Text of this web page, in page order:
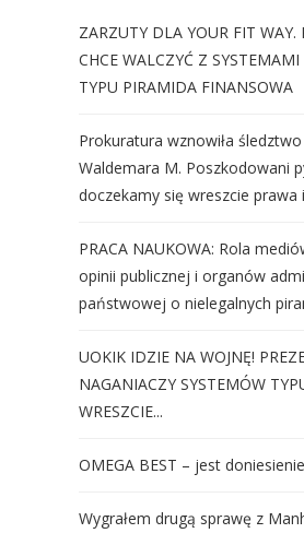
ZARZUTY DLA YOUR FIT WAY.
CHCE WALCZYĆ Z
TYPU PIRAMIDA FINANSOWA
Prokuratura wznowiła
Waldemara M. Poszkodowani
doczekamy się wreszcie prawa
PRACA NAUKOWA: Rola
opinii publicznej i organów
państwowej o nielegalnych
UOKIK IDZIE NA WOJNĘ!
NAGANIACZY SYSTEMÓW
WRESZCIE...
OMEGA BEST – jest
Wygrałem drugą sprawę z